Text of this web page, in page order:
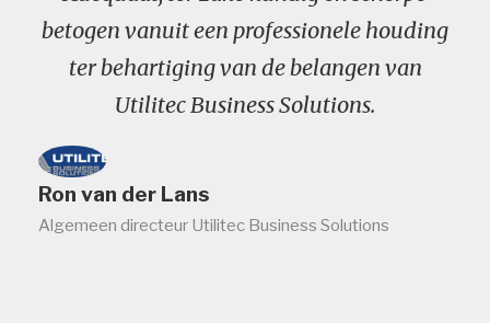
betogen vanuit een professionele houding
ter behartiging van de belangen van
Utilitec Business Solutions.
Ron van der Lans
Algemeen directeur Utilitec Business Solutions